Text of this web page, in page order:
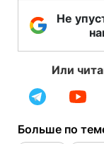
Не
Или
Больше по